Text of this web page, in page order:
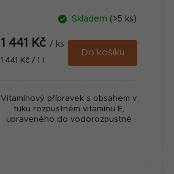
Skladem (>5 ks)
1 441 Kč/ ks
Měrná
1 441 Kč / 1 l
Do košíku
Vitamínový přípravek s obsahem v
tuku rozpustném vitamínu E,
upraveného do vodorozpustné
formy.